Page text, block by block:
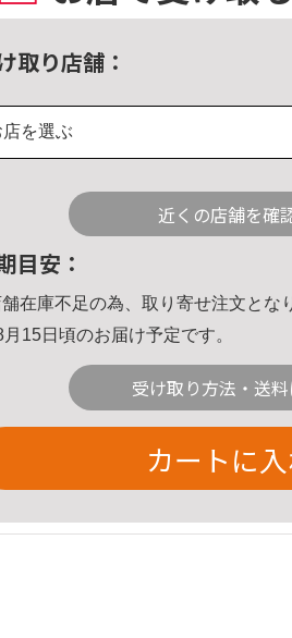
取り店舗：
店を選ぶ
近くの店舗を確
目安：
舗在庫不足の為、取り寄せ注文とな
月15日頃のお届け予定です。
受け取り方法・送
カートに